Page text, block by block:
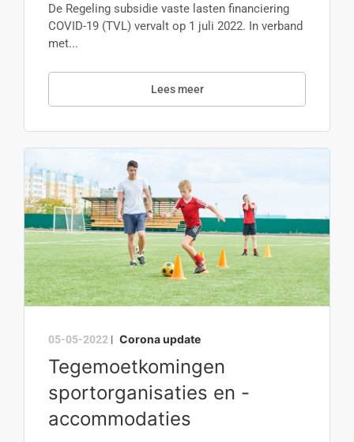
De Regeling subsidie vaste lasten financiering
COVID-19 (TVL) vervalt op 1 juli 2022. In verband
met...
Lees meer
05-05-2022 | Corona update
Tegemoetkomingen
sportorganisaties en -
accommodaties